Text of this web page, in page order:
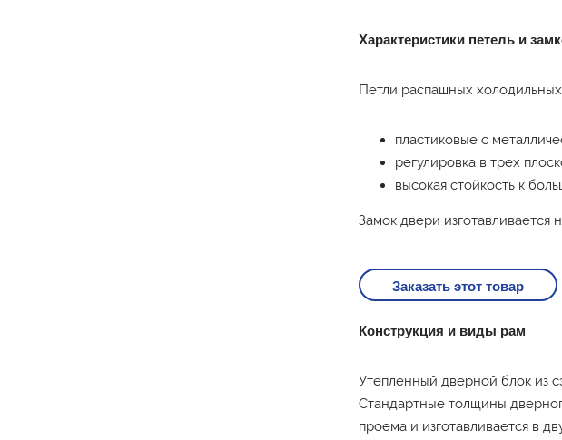
Характеристики петель и
Петли распашных
пластиковые с
регулировка в трех
высокая стойкость к
Замок двери изготавливается
Заказать этот товар
Конструкция и виды рам
Утепленный дверной блок из
Стандартные толщины
проема и изготавливается в